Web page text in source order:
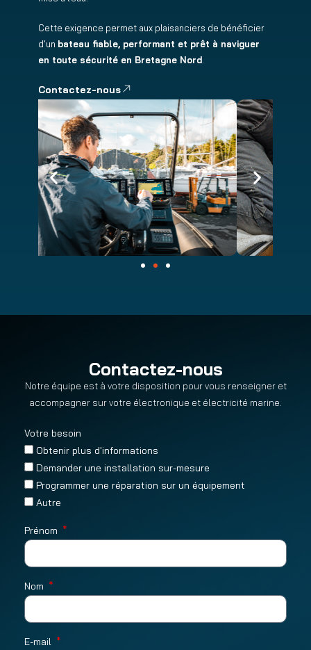
Cette exigence permet aux plaisanciers de bénéficier
d’un bateau fiable, performant et prêt à naviguer
en toute sécurité en Bretagne Nord
Contactez-nous
Contactez-nous
Notre équipe est à votre disposition pour vous renseigner et
accompagner sur votre électronique et électricité marine.
Votre besoin
Obtenir plus d'informations
Demander une installation sur-mesure
Programmer une réparation sur un équipement
Autre
Prénom
Nom
E-mail